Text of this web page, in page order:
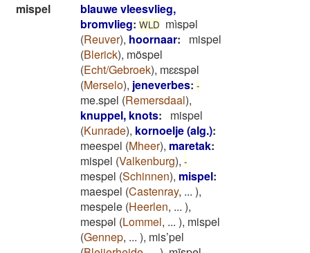
mispel
blauwe vleesvlieg,
bromvlieg: WLD mìspəl
(Reuver), hoornaar:
mispel
(Blerick), möspel
(Echt/Gebroek), mɛɛspəl
(Merselo), jeneverbes: -
me.spel (Remersdaal),
knuppel, knots:
mispel
(Kunrade), kornoelje (alg.):
meespel (Mheer), maretak:
mispel (Valkenburg), -
mespel (Schinnen), mispel:
maespel (Castenray, ... ),
mespele (Heerlen, ... ),
mespəl (Lommel, ... ), mispel
(Gennep, ... ), mis’pel